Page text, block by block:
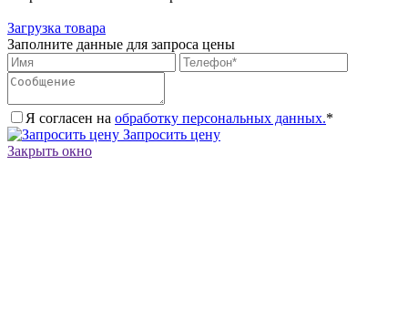
Загрузка товара
Заполните данные для запроса цены
Я согласен на обработку персональных данных.*
Запросить цену
Закрыть окно